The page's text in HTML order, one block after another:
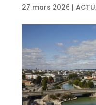
27 mars 2026 |